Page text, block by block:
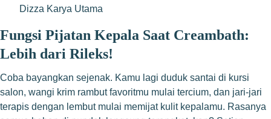
Dizza Karya Utama
Fungsi Pijatan Kepala Saat Creambath:
Lebih dari Rileks!
Coba bayangkan sejenak. Kamu lagi duduk santai di kursi
salon, wangi krim rambut favoritmu mulai tercium, dan jari-jari
terapis dengan lembut mulai memijat kulit kepalamu. Rasanya